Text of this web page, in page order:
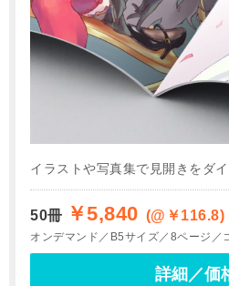
イラストや写真集で見開きをダ
50冊 ￥5,840 (@￥116.8)
オンデマンド B5サイズ 8ページ
詳細／価